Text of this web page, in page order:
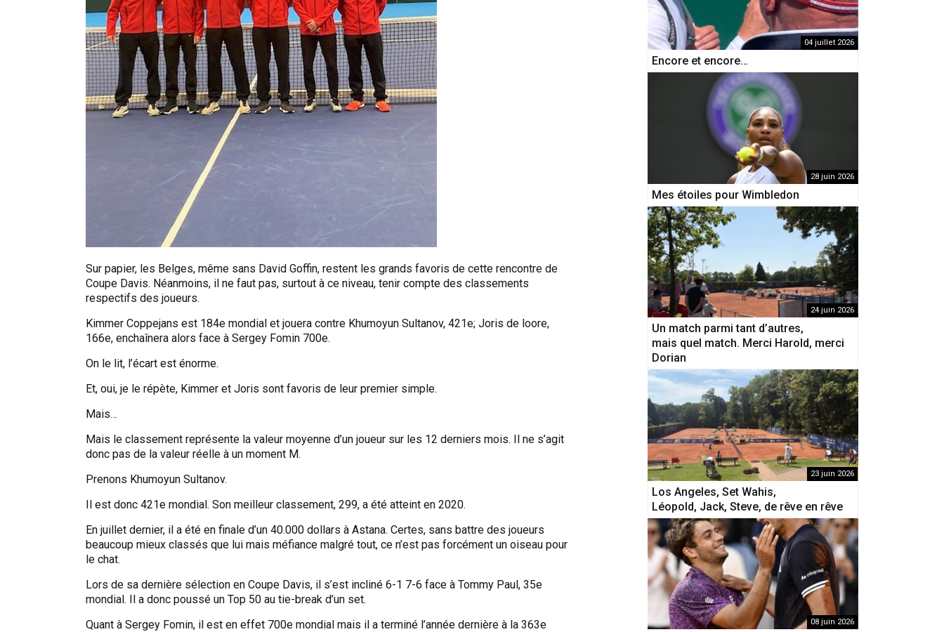
Sur papier, les Belges, même sans David Goffin, restent les grands favoris de cette rencontre de
Coupe Davis. Néanmoins, il ne faut pas, surtout à ce niveau, tenir compte des classements
respectifs des joueurs.
Kimmer Coppejans est 184e mondial et jouera contre Khumoyun Sultanov, 421e; Joris de loore,
166e, enchaînera alors face à Sergey Fomin 700e.
On le lit, l’écart est énorme.
Et, oui, je le répète, Kimmer et Joris sont favoris de leur premier simple.
Mais…
Mais le classement représente la valeur moyenne d’un joueur sur les 12 derniers mois. Il ne s’agit
donc pas de la valeur réelle à un moment M.
Prenons Khumoyun Sultanov.
Il est donc 421e mondial. Son meilleur classement, 299, a été atteint en 2020.
En juillet dernier, il a été en finale d’un 40.000 dollars à Astana. Certes, sans battre des joueurs
beaucoup mieux classés que lui mais méfiance malgré tout, ce n’est pas forcément un oiseau pour
le chat.
Lors de sa dernière sélection en Coupe Davis, il s’est incliné 6-1 7-6 face à Tommy Paul, 35e
mondial. Il a donc poussé un Top 50 au tie-break d’un set.
Quant à Sergey Fomin, il est en effet 700e mondial mais il a terminé l’année dernière à la 363e
04 juillet 2026
Encore et encore…
28 juin 2026
Mes étoiles pour Wimbledon
24 juin 2026
Un match parmi tant d’autres,
mais quel match. Merci Harold, merci
Dorian
23 juin 2026
Los Angeles, Set Wahis,
Léopold, Jack, Steve, de rêve en rêve
08 juin 2026